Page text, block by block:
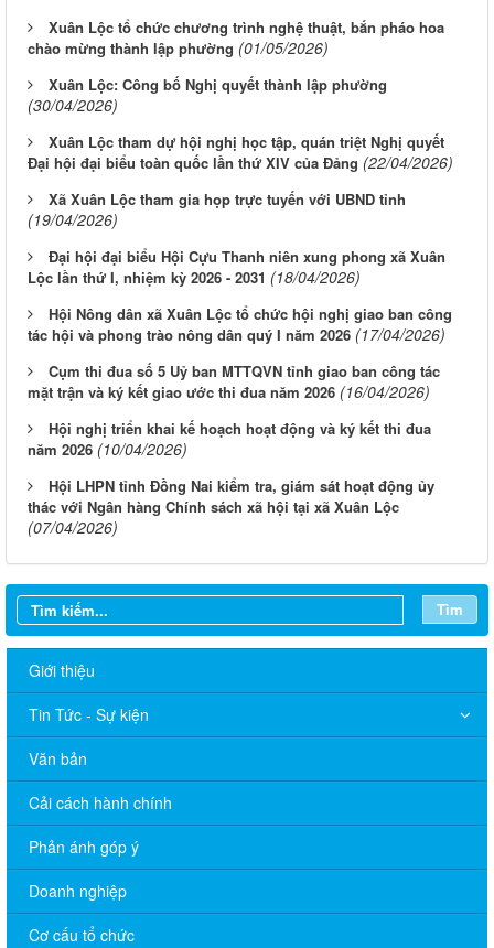
Xuân Lộc tổ chức chương trình nghệ thuật, bắn pháo hoa
chào mừng thành lập phường (01/05/2026)
Xuân Lộc: Công bố Nghị quyết thành lập phường
(30/04/2026)
Xuân Lộc tham dự hội nghị học tập, quán triệt Nghị quyết
Đại hội đại biểu toàn quốc lần thứ XIV của Đảng (22/04/2026)
Xã Xuân Lộc tham gia họp trực tuyến với UBND tỉnh
(19/04/2026)
Đại hội đại biểu Hội Cựu Thanh niên xung phong xã Xuân
Lộc lần thứ I, nhiệm kỳ 2026 - 2031 (18/04/2026)
Hội Nông dân xã Xuân Lộc tổ chức hội nghị giao ban công
tác hội và phong trào nông dân quý I năm 2026 (17/04/2026)
Cụm thi đua số 5 Uỷ ban MTTQVN tỉnh giao ban công tác
mặt trận và ký kết giao ước thi đua năm 2026 (16/04/2026)
Hội nghị triển khai kế hoạch hoạt động và ký kết thi đua
năm 2026 (10/04/2026)
Hội LHPN tỉnh Đồng Nai kiểm tra, giám sát hoạt động ủy
thác với Ngân hàng Chính sách xã hội tại xã Xuân Lộc
(07/04/2026)
Tìm
Giới thiệu
Tin Tức - Sự kiện
Văn bản
Cải cách hành chính
Phản ánh góp ý
Doanh nghiệp
Cơ cấu tổ chức